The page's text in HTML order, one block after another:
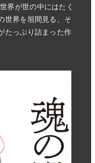
界が世の中にはたく
世界を垣間見る、そ
たっぷり詰まった作